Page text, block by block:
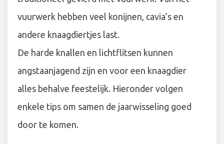
vuurwerk hebben veel konijnen, cavia’s en
andere knaagdiertjes last.
De harde knallen en lichtflitsen kunnen
angstaanjagend zijn en voor een knaagdier
alles behalve feestelijk. Hieronder volgen
enkele tips om samen de jaarwisseling goed
door te komen.